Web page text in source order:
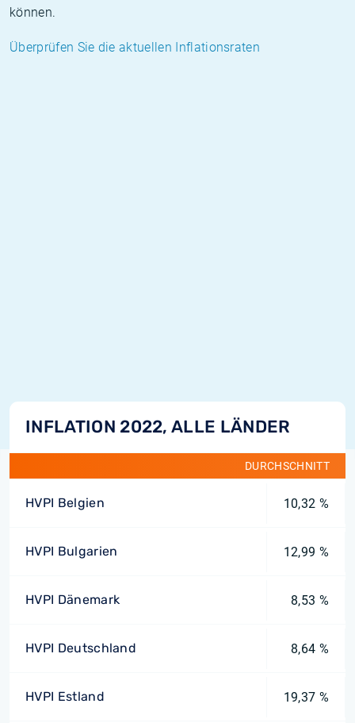
können.
Überprüfen Sie die aktuellen Inflationsraten
INFLATION 2022, ALLE LÄNDER
DURCHSCHNITT
HVPI Belgien 10,32 %
HVPI Bulgarien 12,99 %
HVPI Dänemark 8,53 %
HVPI Deutschland 8,64 %
HVPI Estland 19,37 %